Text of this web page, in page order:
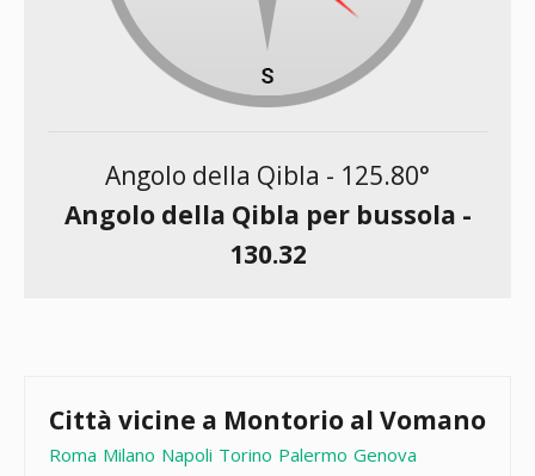
Angolo della Qibla - 125.80°
Angolo della Qibla per bussola -
130.32
Città vicine a Montorio al Vomano
Roma Milano Napoli Torino Palermo Genova